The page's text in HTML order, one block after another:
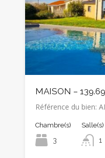
MAISON –
Référence du bien:
Chambre(s)
3 1